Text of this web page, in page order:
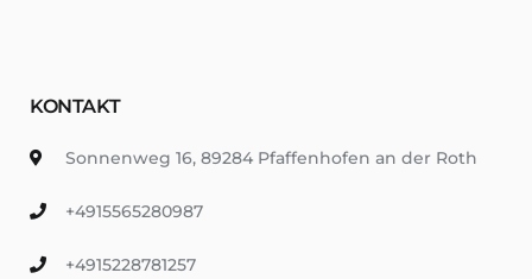
KONTAKT
Sonnenweg 16, 89284 Pfaffenhofen an der Roth
+4915565280987
+4915228781257